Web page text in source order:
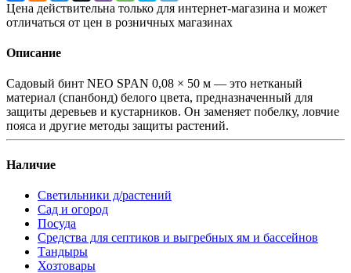
Цена действительна только для интернет-магазина и может
отличаться от цен в розничных магазинах
Описание
Садовый бинт NEO SPAN 0,08 × 50 м — это нетканый
материал (спанбонд) белого цвета, предназначенный для
защиты деревьев и кустарников. Он заменяет побелку, ловчие
пояса и другие методы защиты растений.
Наличие
Светильники д/растений
Сад и огород
Посуда
Средства для септиков и выгребных ям и бассейнов
Тандыры
Хозтовары